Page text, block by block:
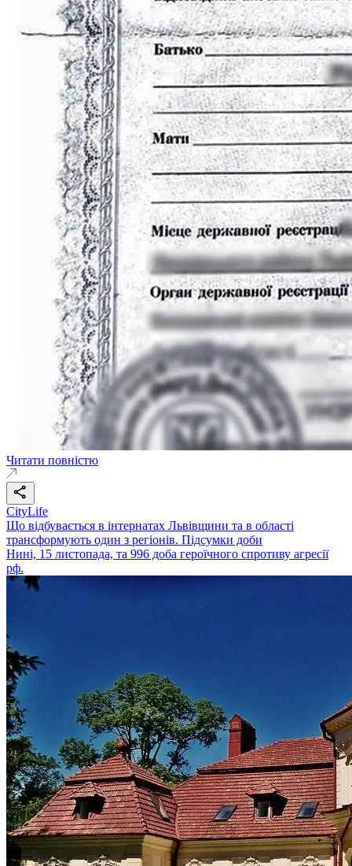
Читати повністю
CityLife
Що відбувається в інтернатах Львівщини та в області
трансформують один з регіонів. Підсумки доби
Нині, 15 листопада, та 996 доба героїчного спротиву агресії
рф.